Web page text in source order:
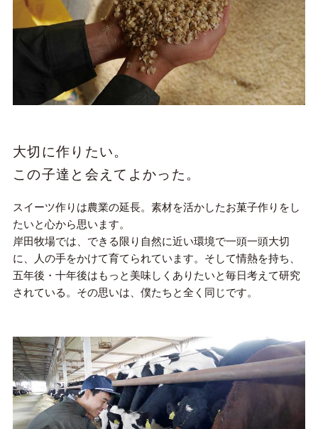
大切に作りたい。
この子達と会えてよかった。
スイーツ作りは農業の延長。素材を活かしたお菓子作りをし
たいと心から思います。
岸田牧場では、できる限り自然に近い環境で一頭一頭大切
に、人の手をかけて育てられています。そして情熱を持ち、
五年後・十年後はもっと美味しくありたいと毎日考えて研究
されている。その思いは、僕たちと全く同じです。